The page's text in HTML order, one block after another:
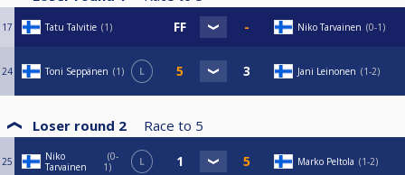
17 Tatu Talvitie 1 Niko Tarvainen 0-1
24 Toni Seppänen 1 L Jani Leinonen 1-2
Loser round 2 Race to 5
25
Niko
Tarvainen
0-
1
L Marko Peltola 1-2